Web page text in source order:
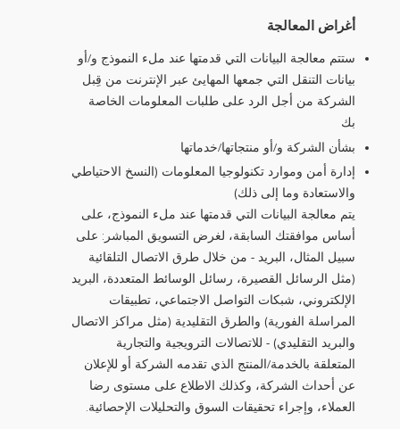
أغراض المعالجة
ستتم معالجة البيانات التي قدمتها عند ملء النموذج و/أو
بيانات التنقل التي جمعها المهايئ عبر الإنترنت من قِبل
الشركة من أجل الرد على طلبات المعلومات الخاصة
بك
بشأن الشركة و/أو منتجاتها/خدماتها
إدارة أمن وموارد تكنولوجيا المعلومات (النسخ الاحتياطي
والاستعادة وما إلى ذلك)
يتم معالجة البيانات التي قدمتها عند ملء النموذج، على
أساس موافقتك السابقة، لغرض التسويق المباشر: على
سبيل المثال، البريد - من خلال طرق الاتصال التلقائية
(مثل الرسائل القصيرة، رسائل الوسائط المتعددة، البريد
الإلكتروني، شبكات التواصل الاجتماعي، تطبيقات
المراسلة الفورية) والطرق التقليدية (مثل مراكز الاتصال
والبريد التقليدي) - للاتصالات الترويجية والتجارية
المتعلقة بالخدمة/المنتج الذي تقدمه الشركة أو للإعلان
عن أحداث الشركة، وكذلك الاطلاع على مستوى رضا
العملاء، وإجراء تحقيقات السوق والتحليلات الإحصائية.